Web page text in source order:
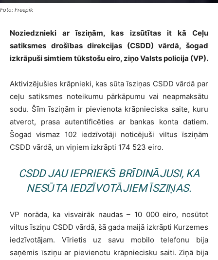
Foto: Freepik
Noziedznieki ar īsziņām, kas izsūtītas it kā Ceļu
satiksmes drošības direkcijas (CSDD) vārdā, šogad
izkrāpuši simtiem tūkstošu eiro, ziņo Valsts policija (VP).
Aktivizējušies krāpnieki, kas sūta īsziņas CSDD vārdā par
ceļu satiksmes noteikumu pārkāpumu vai neapmaksātu
sodu. Šīm īsziņām ir pievienota krāpnieciska saite, kuru
atverot, prasa autentificēties ar bankas konta datiem.
Šogad vismaz 102 iedzīvotāji noticējuši viltus īsziņām
CSDD vārdā, un viņiem izkrāpti 174 523 eiro.
CSDD JAU IEPRIEKŠ BRĪDINĀJUSI, KA
NESŪTA IEDZĪVOTĀJIEM ĪSZIŅAS.
VP norāda, ka visvairāk naudas – 10 000 eiro, nosūtot
viltus īsziņu CSDD vārdā, šā gada maijā izkrāpti Kurzemes
iedzīvotājam. Vīrietis uz savu mobilo telefonu bija
saņēmis īsziņu ar pievienotu krāpniecisku saiti. Ziņā bija